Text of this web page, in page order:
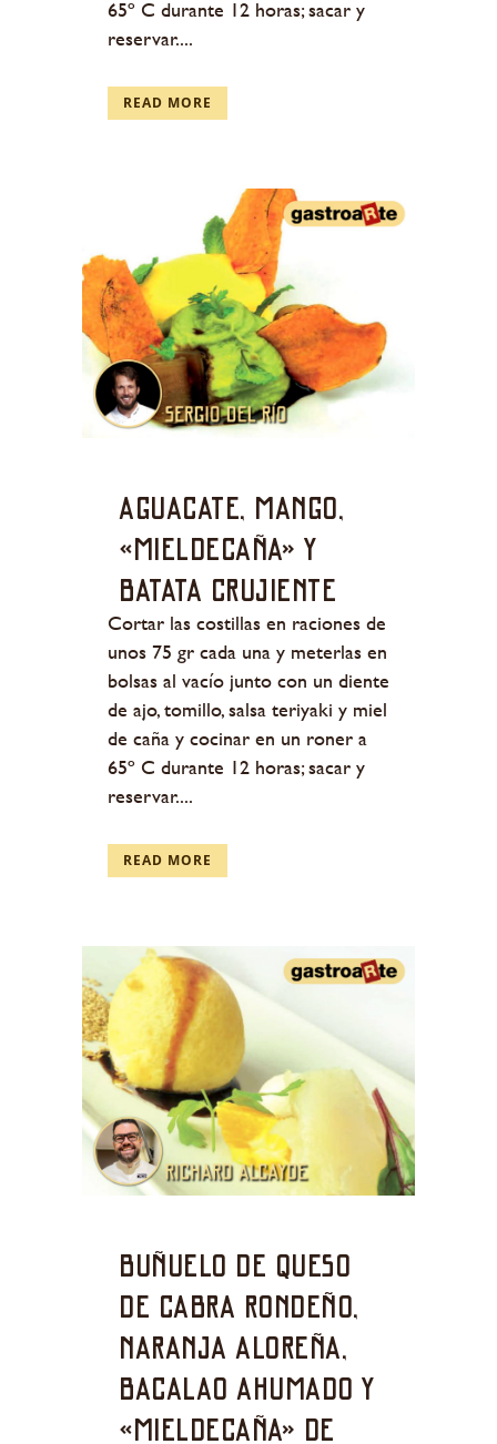
65º C durante 12 horas; sacar y
reservar....
READ MORE
Aguacate, mango,
«mieldecaña» y
batata crujiente
Cortar las costillas en raciones de
unos 75 gr cada una y meterlas en
bolsas al vacío junto con un diente
de ajo, tomillo, salsa teriyaki y miel
de caña y cocinar en un roner a
65º C durante 12 horas; sacar y
reservar....
READ MORE
Buñuelo de queso
de cabra rondeño,
naranja aloreña,
bacalao ahumado y
«mieldecaña» de